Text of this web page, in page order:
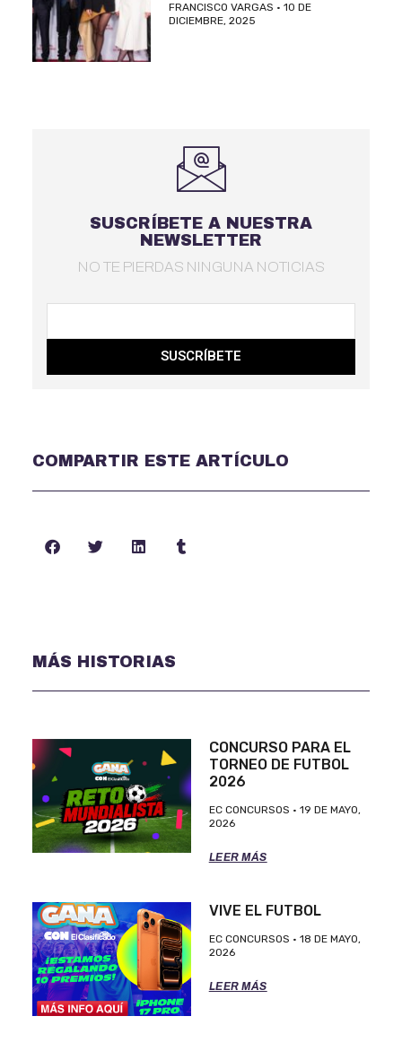
FRANCISCO VARGAS
10 DE
DICIEMBRE, 2025
SUSCRÍBETE A NUESTRA
NEWSLETTER
NO TE PIERDAS NINGUNA NOTICIAS
SUSCRÍBETE
COMPARTIR ESTE ARTÍCULO
MÁS HISTORIAS
CONCURSO PARA EL
TORNEO DE FUTBOL
2026
EC CONCURSOS
19 DE MAYO,
2026
LEER MÁS
VIVE EL FUTBOL
EC CONCURSOS
18 DE MAYO,
2026
LEER MÁS